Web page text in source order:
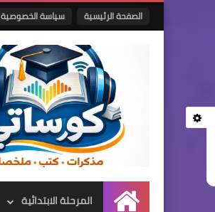
الصفحة الرئيسية سياسة الخصوصية
الرئيسية
المرحلة الابتدائية